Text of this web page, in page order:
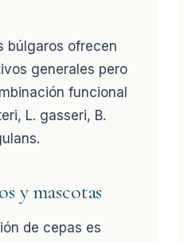
búlgaros ofrecen
generales pero
funcional
L. gasseri, B.
y mascotas
de cepas es